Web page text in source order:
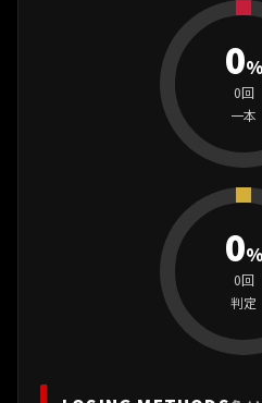
0%
0回
一本
0%
0回
判定